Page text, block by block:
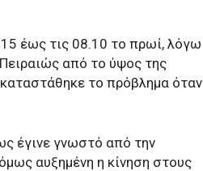
έως τις 08.10 το πρωί, λόγω
από το ύψος της
το πρόβλημα όταν
έγινε γνωστό από την
αυξημένη η κίνηση στους